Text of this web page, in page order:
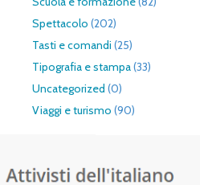
Spettacolo (202)
Tasti e comandi (25)
Tipografia e stampa(33)
Uncategorized (0)
Viaggi e turismo (90)